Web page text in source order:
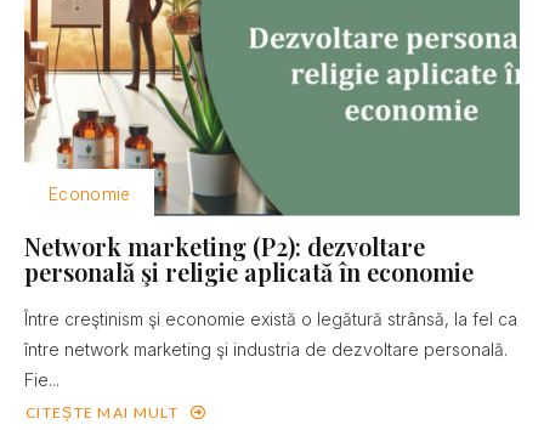
Economie
Network marketing (P2): dezvoltare
personală şi religie aplicată în economie
Între creştinism şi economie există o legătură strânsă, la fel ca
între network marketing şi industria de dezvoltare personală.
Fie...
CITEȘTE MAI MULT